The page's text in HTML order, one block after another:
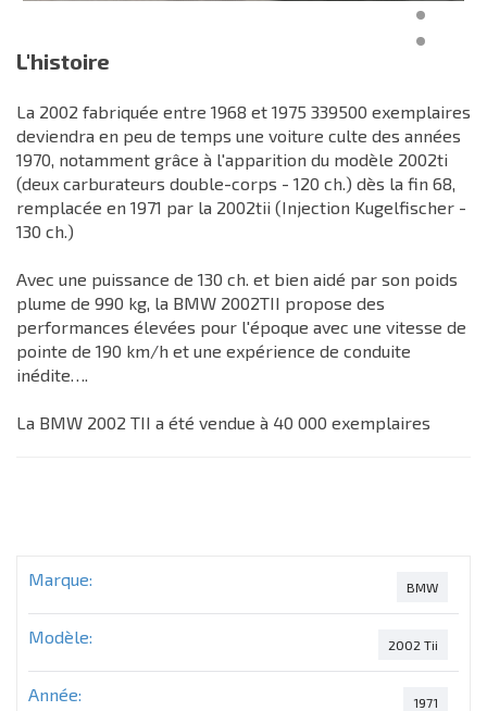
L'histoire
La 2002 fabriquée entre 1968 et 1975 339500 exemplaires
deviendra en peu de temps une voiture culte des années
1970, notamment grâce à l'apparition du modèle 2002ti
(deux carburateurs double-corps - 120 ch.) dès la fin 68,
remplacée en 1971 par la 2002tii (Injection Kugelfischer -
130 ch.)
Avec une puissance de 130 ch. et bien aidé par son poids
plume de 990 kg, la BMW 2002TII propose des
performances élevées pour l'époque avec une vitesse de
pointe de 190 km/h et une expérience de conduite
inédite….
La BMW 2002 TII a été vendue à 40 000 exemplaires
Marque: BMW
Modèle: 2002 Tii
Année: 1971